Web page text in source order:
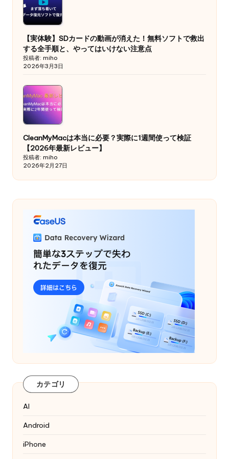
【実体験】SDカードの動画が消えた！無料ソフトで救出
する全手順と、やってはいけない注意点
投稿者: miho
2026年3月3日
CleanMyMacは本当に必要？実際に1週間使って検証
【2026年最新レビュー】
投稿者: miho
2026年2月27日
カテゴリ
AI
Android
iPhone